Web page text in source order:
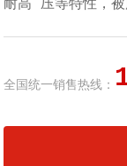
耐高 压等特性，被
全国统一销售热线：